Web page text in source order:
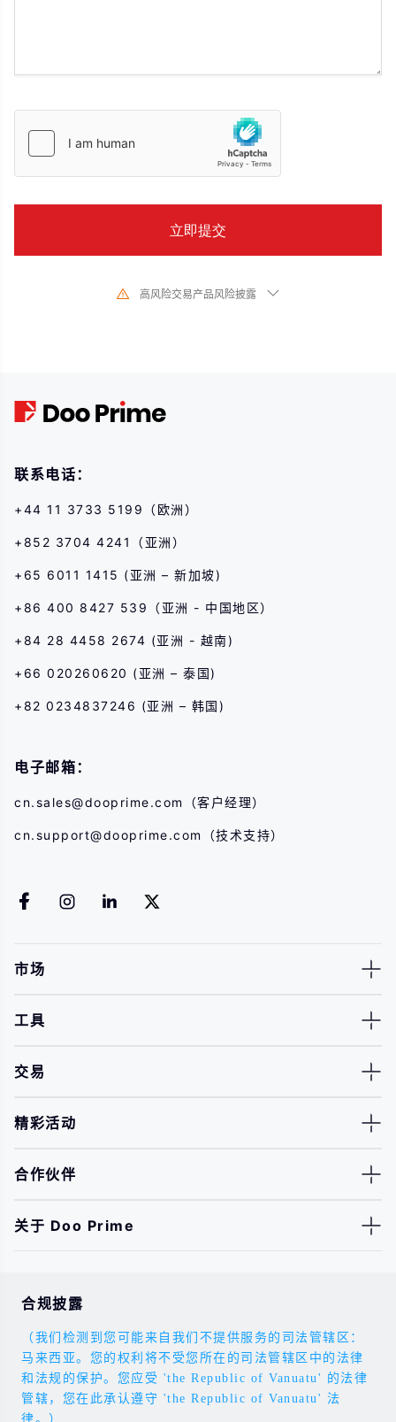
高风险交易产品风险披露
联系电话：
+44 11 3733 5199（欧洲）
+852 3704 4241（亚洲）
+65 6011 1415 (亚洲 – 新加坡)
+86 400 8427 539（亚洲 - 中国地区）
+84 28 4458 2674 (亚洲 - 越南)
+66 020260620 (亚洲 – 泰国)
+82 0234837246 (亚洲 – 韩国)
电子邮箱：
cn.sales@dooprime.com （客户经理）
cn.support@dooprime.com （技术支持）
市场
工具
交易
精彩活动
合作伙伴
关于 Doo Prime
合规披露
（我们检测到您可能来自我们不提供服务的司法管辖区：
马来西亚。您的权利将不受您所在的司法管辖区中的法律
和法规的保护。您应受 'the Republic of Vanuatu' 的法律
管辖，您在此承认遵守 'the Republic of Vanuatu' 法
律。）